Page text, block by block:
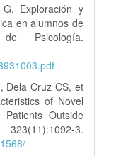
Exploración y
en alumnos de
Psicología.
Dela Cruz CS, et
of Novel
Outside
3.